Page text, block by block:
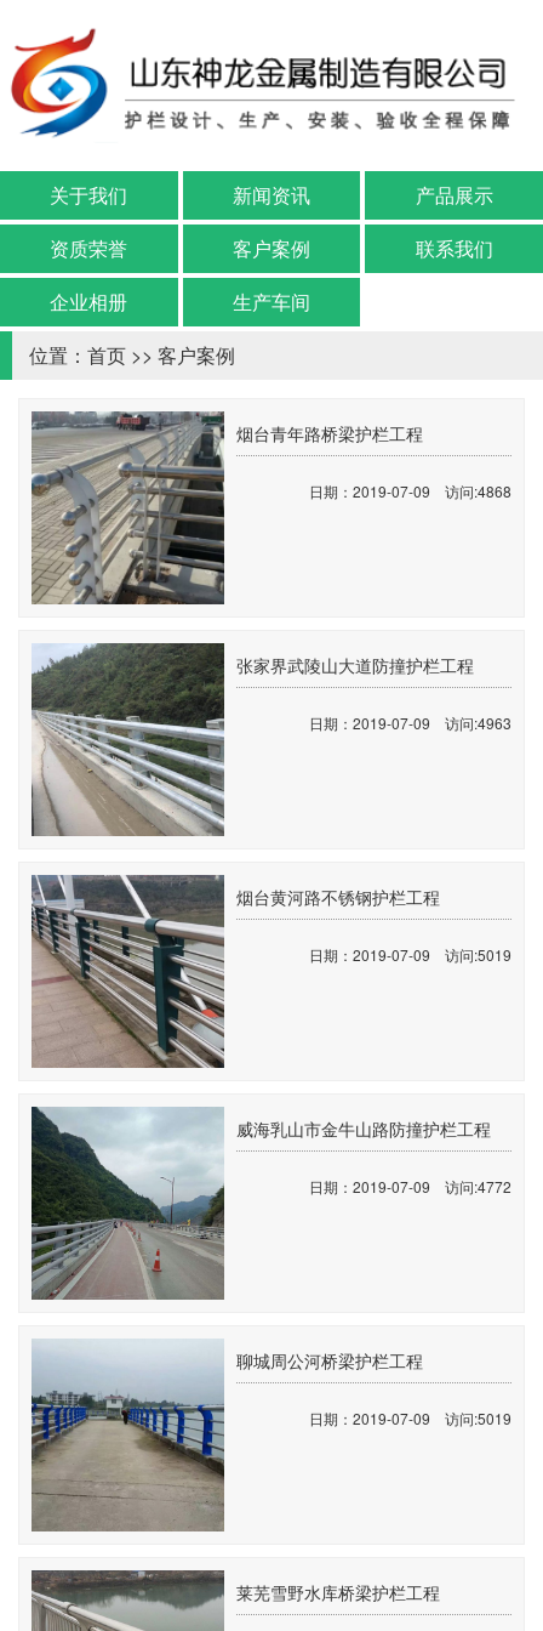
关于我们 新闻资讯
产品展示
资质荣誉
客户案例
联系我们
企业相册
生产车间
位置： 首页 >> 客户案例
烟台青年路桥梁护栏工程
日期：2019-07-09 访问:4868
张家界武陵山大道防撞护栏工程
日期：2019-07-09 访问:4963
烟台黄河路不锈钢护栏工程
日期：2019-07-09 访问:5019
威海乳山市金牛山路防撞护栏工程
日期：2019-07-09 访问:4772
聊城周公河桥梁护栏工程
日期：2019-07-09 访问:5019
莱芜雪野水库桥梁护栏工程